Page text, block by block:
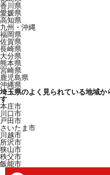
香川県
愛媛県
高知県
九州・沖縄
福岡県
佐賀県
長崎県
大分県
熊本県
宮崎県
鹿児島県
沖縄県
埼玉県のよく見られている地域
す
本庄市
川口市
戸田市
さいたま市
川越市
所沢市
狭山市
秩父市
飯能市